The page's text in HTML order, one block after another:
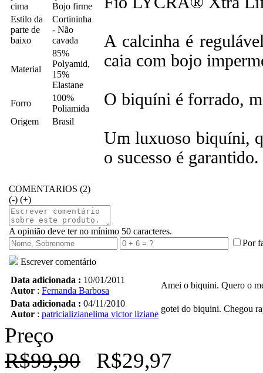
cima
Bojo firme
Estilo da
parte de
baixo
Cortininha
- Não
cavada
Material
85%
Polyamid,
15%
Elastane
Forro
100%
Poliamida
Origem
Brasil
A calcinha é
caia com bojo
O biquíni é forrado,
Um luxuoso biquíni,
o sucesso é garantido.
COMENTARIOS (2)
(-) (+)
A opinião deve ter no mínimo 50 caracteres.
Por
Escrever comentário
Data adicionada : 10/01/2011
Autor : Fernanda Barbosa
Amei o biquini. Quero o
Data adicionada : 04/11/2010
Autor : patricializianelima victor liziane
gotei do biquini. Chegou
Preço
R$99,90
R$29,97